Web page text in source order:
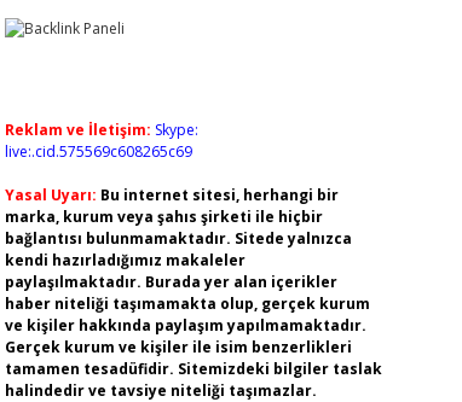
Reklam ve İletişim: Skype:
live:.cid.575569c608265c69
Yasal Uyarı: Bu internet sitesi, herhangi bir
marka, kurum veya şahıs şirketi ile hiçbir
bağlantısı bulunmamaktadır. Sitede yalnızca
kendi hazırladığımız makaleler
paylaşılmaktadır. Burada yer alan içerikler
haber niteliği taşımamakta olup, gerçek kurum
ve kişiler hakkında paylaşım yapılmamaktadır.
Gerçek kurum ve kişiler ile isim benzerlikleri
tamamen tesadüfidir. Sitemizdeki bilgiler taslak
halindedir ve tavsiye niteliği taşımazlar.